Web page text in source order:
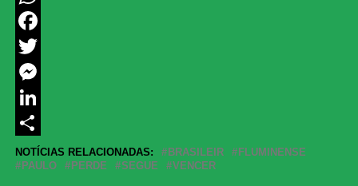
WhatsApp
Facebook
Twitter
Messenger
LinkedIn
Share
NOTÍCIAS RELACIONADAS: BRASILEIR
FLUMINENSE
PAULO
PERDE SEGUE VENCER